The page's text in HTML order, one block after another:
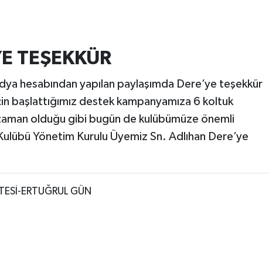
TEŞEKKÜR
hesabından yapılan paylaşımda Dere’ye teşekkür
başlattığımız destek kampanyamıza 6 koltuk
olduğu gibi bugün de kulübümüze önemli
Yönetim Kurulu Üyemiz Sn. Adlıhan Dere’ye
ERTUĞRUL GÜN